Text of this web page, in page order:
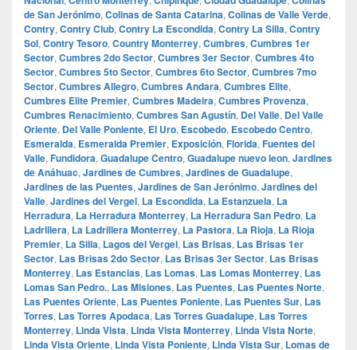
de San Jerónimo, Colinas de Santa Catarina, Colinas de Valle Verde,
Contry, Contry Club, Contry La Escondida, Contry La Silla, Contry
Sol, Contry Tesoro, Country Monterrey, Cumbres, Cumbres 1er
Sector, Cumbres 2do Sector, Cumbres 3er Sector, Cumbres 4to
Sector, Cumbres 5to Sector, Cumbres 6to Sector, Cumbres 7mo
Sector, Cumbres Allegro, Cumbres Andara, Cumbres Elite,
Cumbres Elite Premier, Cumbres Madeira, Cumbres Provenza,
Cumbres Renacimiento, Cumbres San Agustín, Del Valle, Del Valle
Oriente, Del Valle Poniente, El Uro, Escobedo, Escobedo Centro,
Esmeralda, Esmeralda Premier, Exposición, Florida, Fuentes del
Valle, Fundidora, Guadalupe Centro, Guadalupe nuevo leon, Jardines
de Anáhuac, Jardines de Cumbres, Jardines de Guadalupe,
Jardines de las Puentes, Jardines de San Jerónimo, Jardines del
Valle, Jardines del Vergel, La Escondida, La Estanzuela, La
Herradura, La Herradura Monterrey, La Herradura San Pedro, La
Ladrillera, La Ladrillera Monterrey, La Pastora, La Rioja, La Rioja
Premier, La Silla, Lagos del Vergel, Las Brisas, Las Brisas 1er
Sector, Las Brisas 2do Sector, Las Brisas 3er Sector, Las Brisas
Monterrey, Las Estancias, Las Lomas, Las Lomas Monterrey, Las
Lomas San Pedro., Las Misiones, Las Puentes, Las Puentes Norte,
Las Puentes Oriente, Las Puentes Poniente, Las Puentes Sur, Las
Torres, Las Torres Apodaca, Las Torres Guadalupe, Las Torres
Monterrey, Linda Vista, Linda Vista Monterrey, Linda Vista Norte,
Linda Vista Oriente, Linda Vista Poniente, Linda Vista Sur, Lomas de